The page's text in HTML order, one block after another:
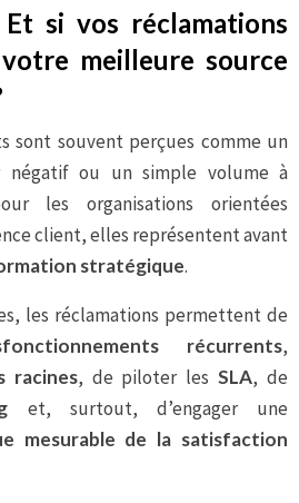
si vos réclamations
meilleure source
sont souvent perçues comme un
négatif ou un simple volume à
les organisations orientées
client, elles représentent avant
stratégique.
les réclamations permettent de
récurrents,
racines, de piloter lesSLA, de
et, surtout, d’engager une
mesurable de la satisfaction